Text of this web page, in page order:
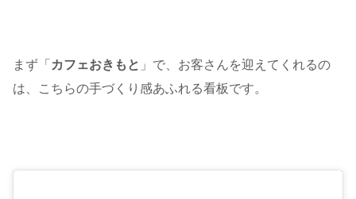
まず「 カフェおきもと 」で、お客さんを迎えてくれるの
は、こちらの手づくり感あふれる看板です。